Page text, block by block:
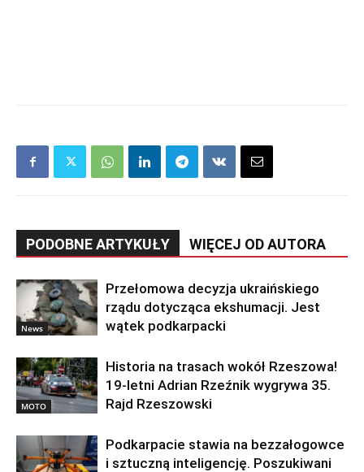
PODOBNE ARTYKUŁY WIĘCEJ OD AUTORA
News
Przełomowa decyzja ukraińskiego
rządu dotycząca ekshumacji. Jest
wątek podkarpacki
MOTO
Historia na trasach wokół Rzeszowa!
19-letni Adrian Rzeźnik wygrywa 35.
Rajd Rzeszowski
Podkarpacie stawia na bezzałogowce
i sztuczną inteligencję. Poszukiwani